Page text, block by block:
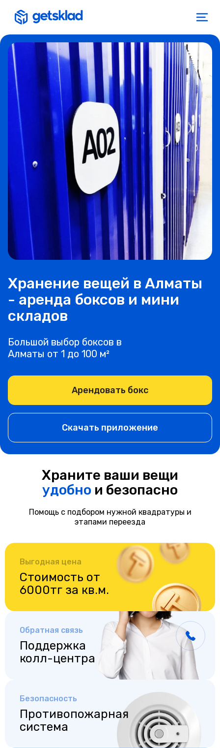
Хранение вещей в Алматы
- аренда боксов и мини
складов
Большой выбор боксов в
Алматы от 1 до 100 м²
Арендовать бокс
Скачать приложение
Храните ваши вещи
удобно и безопасно
Помощь с подбором нужной квадратуры и
этапами переезда
Выгодная цена
Стоимость от
6000тг за кв.м.
Обратная связь
Поддержка
колл-центра
Безопасность
Противопожарная
система